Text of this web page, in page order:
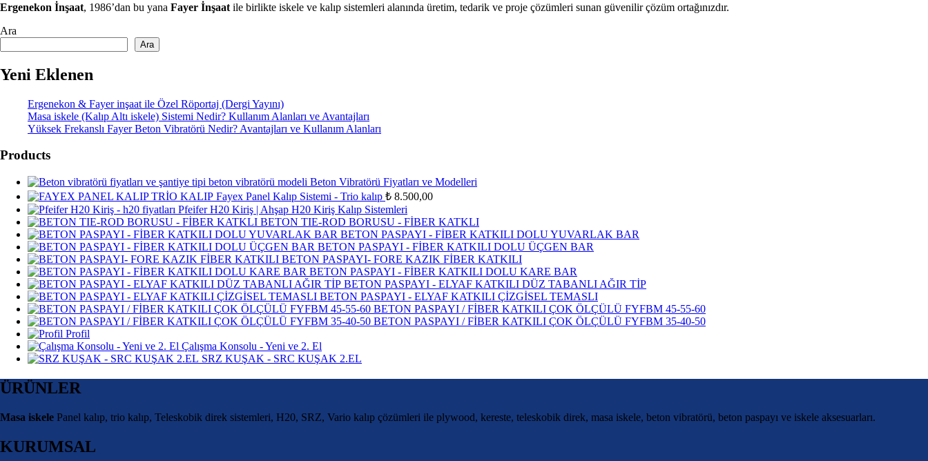
Ergenekon İnşaat, 1986’dan bu yana Fayer İnşaat ile birlikte iskele ve kalıp sistemleri alanında üretim, tedarik ve proje çözümleri sunan güvenilir çözüm ortağınızdır.
Ara
Ara
Yeni Eklenen
Ergenekon & Fayer inşaat ile Özel Röportaj (Dergi Yayını)
Masa iskele (Kalıp Altı iskele) Sistemi Nedir? Kullanım Alanları ve Avantajları
Yüksek Frekanslı Fayer Beton Vibratörü Nedir? Avantajları ve Kullanım Alanları
Products
Beton Vibratörü Fiyatları ve Modelleri
Fayex Panel Kalıp Sistemi - Trio kalıp ₺ 8.500,00
Pfeifer H20 Kiriş | Ahşap H20 Kiriş Kalıp Sistemleri
BETON TIE-ROD BORUSU - FİBER KATKLI
BETON PASPAYI - FİBER KATKILI DOLU YUVARLAK BAR
BETON PASPAYI - FİBER KATKILI DOLU ÜÇGEN BAR
BETON PASPAYI- FORE KAZIK FİBER KATKILI
BETON PASPAYI - FİBER KATKILI DOLU KARE BAR
BETON PASPAYI - ELYAF KATKILI DÜZ TABANLI AĞIR TİP
BETON PASPAYI - ELYAF KATKILI ÇİZGİSEL TEMASLI
BETON PASPAYI / FİBER KATKILI ÇOK ÖLÇÜLÜ FYFBM 45-55-60
BETON PASPAYI / FİBER KATKILI ÇOK ÖLÇÜLÜ FYFBM 35-40-50
Profil
Çalışma Konsolu - Yeni ve 2. El
SRZ KUŞAK - SRC KUŞAK 2.EL
ÜRÜNLER
Masa iskele Panel kalıp, trio kalıp, Teleskobik direk sistemleri, H20, SRZ, Vario kalıp çözümleri ile plywood, kereste, teleskobik direk, masa iskele, beton vibratörü, beton paspayı ve iskele aksesuarları.
KURUMSAL